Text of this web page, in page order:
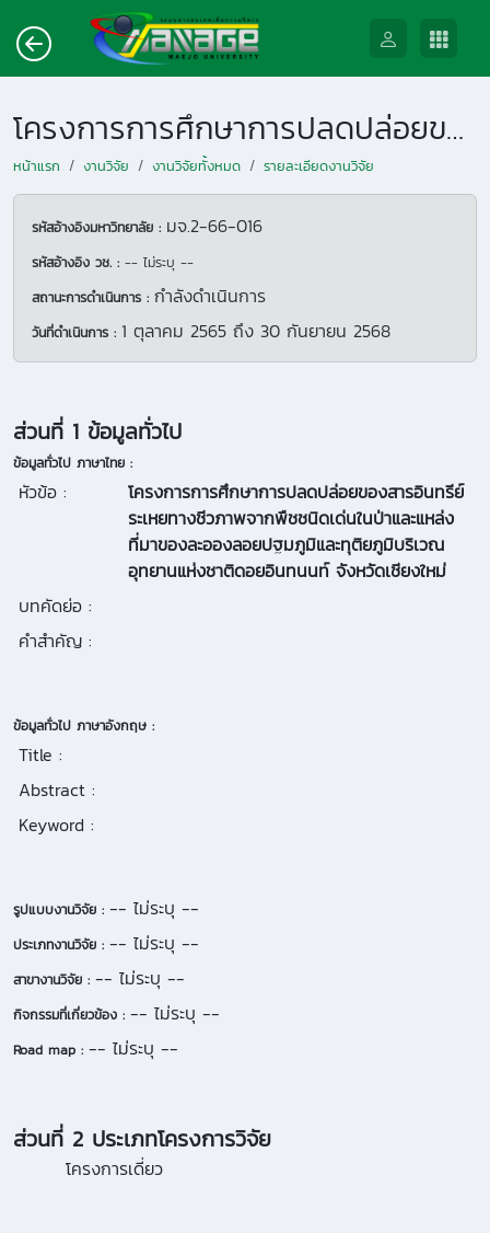
โครงการการศึกษาการปลดปล่อยของสารอินทรีย์ระเหยทางชีวภาพจากพืชชนิดเด่นในป่าและแหล่งที่มาของละอองลอยปฐมภูมิและทุติยภูมิบริเวณอุทยานแห่งชาติดอยอินทนนท์ จังหวัดเชียงใหม่
หน้าแรก งานวิจัย งานวิจัยทั้งหมด รายละเอียดงานวิจัย
รหัสอ้างอิงมหาวิทยาลัย : มจ.2-66-016
รหัสอ้างอิง วช. : -- ไม่ระบุ --
สถานะการดำเนินการ : กำลังดำเนินการ
วันที่ดำเนินการ : 1 ตุลาคม 2565 ถึง 30 กันยายน 2568
ส่วนที่ 1 ข้อมูลทั่วไป
ข้อมูลทั่วไป ภาษาไทย :
หัวข้อ :
โครงการการศึกษาการปลดปล่อยของสารอินทรีย์
ระเหยทางชีวภาพจากพืชชนิดเด่นในป่าและแหล่ง
ที่มาของละอองลอยปฐมภูมิและทุติยภูมิบริเวณ
อุทยานแห่งชาติดอยอินทนนท์ จังหวัดเชียงใหม่
บทคัดย่อ :
คำสำคัญ :
ข้อมูลทั่วไป ภาษาอังกฤษ :
Title :
Abstract :
Keyword :
รูปแบบงานวิจัย : -- ไม่ระบุ --
ประเภทงานวิจัย : -- ไม่ระบุ --
สาขางานวิจัย : -- ไม่ระบุ --
กิจกรรมที่เกี่ยวข้อง : -- ไม่ระบุ --
Road map : -- ไม่ระบุ --
ส่วนที่ 2 ประเภทโครงการวิจัย
โครงการเดี่ยว